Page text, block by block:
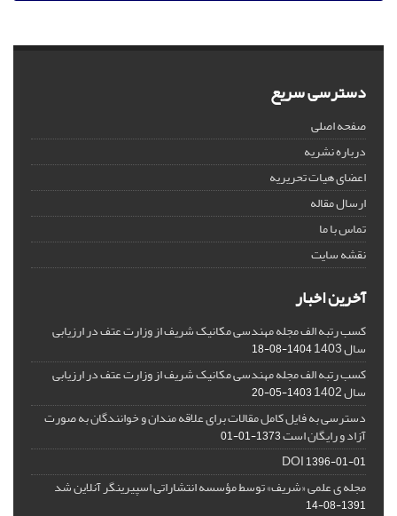
دسترسی سریع
صفحه اصلی
درباره نشریه
اعضای هیات تحریریه
ارسال مقاله
تماس با ما
نقشه سایت
آخرین اخبار
کسب رتبه الف مجله مهندسی مکانیک شریف از وزارت عتف در ارزیابی
سال 1403 1404-08-18
کسب رتبه الف مجله مهندسی مکانیک شریف از وزارت عتف در ارزیابی
سال 1402 1403-05-20
دسترسی به فایل کامل مقالات برای علاقه مندان و خوانندگان به صورت
آزاد و رایگان است1373-01-01
DOI1396-01-01
مجله ی علمی «شریف» توسط مؤسسه انتشاراتی اسپیرینگر آنلاین شد
1391-08-14